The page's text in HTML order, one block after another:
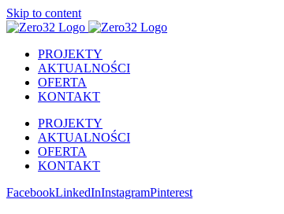
Skip to content
PROJEKTY
AKTUALNOŚCI
OFERTA
KONTAKT
PROJEKTY
AKTUALNOŚCI
OFERTA
KONTAKT
FacebookLinkedInInstagramPinterest